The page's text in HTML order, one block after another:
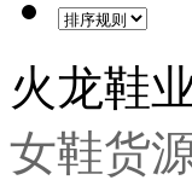
火龙鞋
女鞋货